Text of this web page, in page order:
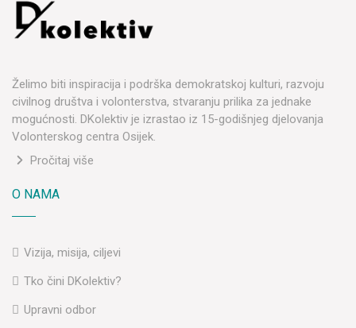
Želimo biti inspiracija i podrška demokratskoj kulturi, razvoju
civilnog društva i volonterstva, stvaranju prilika za jednake
mogućnosti. DKolektiv je izrastao iz 15-godišnjeg djelovanja
Volonterskog centra Osijek.
Pročitaj više
O NAMA
Vizija, misija, ciljevi
Tko čini DKolektiv?
Upravni odbor